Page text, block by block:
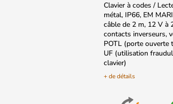
Clavier à codes /
métal, IP66, EM
câble de 2 m, 12 V à
contacts inverseurs,
POTL (porte ouverte
UF (utilisation
clavier)
+ de détails